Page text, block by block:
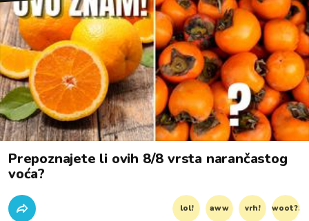
Prepoznajete li ovih 8/8 vrsta narančastog
voća?
lol! aww vrh! woot?!